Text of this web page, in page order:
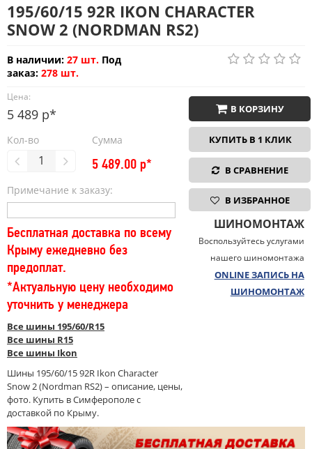
195/60/15 92R IKON CHARACTER
SNOW 2 (NORDMAN RS2)
В наличии: 27 шт. Под
заказ: 278 шт.
Цена:
5 489 р*
Кол-во Сумма
5 489.00 р*
Примечание к заказу:
Бесплатная доставка по всему
Крыму ежедневно без
предоплат.
*Актуальную цену необходимо
уточнить у менеджера
Все шины 195/60/R15
Все шины R15
Все шины Ikon
Шины 195/60/15 92R Ikon Character
Snow 2 (Nordman RS2) – описание, цены,
фото. Купить в Симферополе с
доставкой по Крыму.
В КОРЗИНУ
КУПИТЬ В 1 КЛИК
В СРАВНЕНИЕ
В ИЗБРАННОЕ
ШИНОМОНТАЖ
Воспользуйтесь услугами
нашего шиномонтажа
ONLINE ЗАПИСЬ НА
ШИНОМОНТАЖ